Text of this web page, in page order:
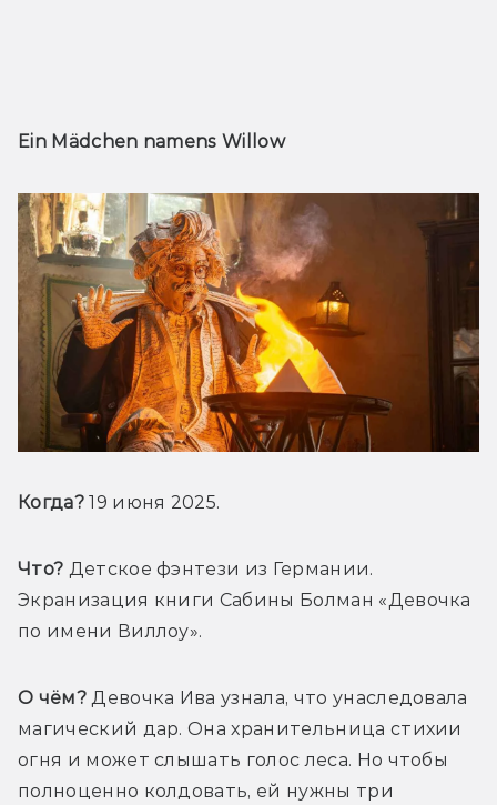
Ein Mädchen namens Willow
Когда? 19 июня 2025.
Что? Детское фэнтези из Германии.
Экранизация книги Сабины Болман «Девочка
по имени Виллоу».
О чём? Девочка Ива узнала, что унаследовала
магический дар. Она хранительница стихии
огня и может слышать голос леса. Но чтобы
полноценно колдовать, ей нужны три